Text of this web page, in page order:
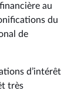
au
du
de
d’intérêt
très